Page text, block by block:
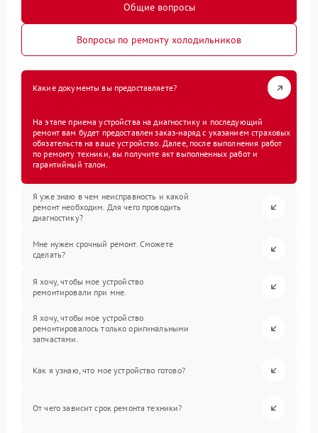
Общие вопросы
Вопросы по ремонту холодильников
Какие документы вы предоставляете?
На этапе приема устройства на диагностику и последующий
ремонт вам будет предоставлен заказ-наряд с указанием страховых
обязательств на ваше устройство. Далее, после выполнения работ
по ремонту техники, вы получите акт выполненных работ и
гарантийный талон.
Я уже знаю в чем неисправность и какой
ремонт необходим. Для чего проводить
диагностику?
Мне нужен срочный ремонт. Сможете
сделать?
Я хочу, чтобы мое устройство
ремонтировали при мне.
Я хочу, чтобы мое устройство
ремонтировалось только оригинальными
запчастями.
Как я узнаю, что мое устройство готово?
От чего зависит срок ремонта техники?